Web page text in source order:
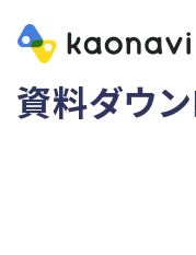
資料ダウ